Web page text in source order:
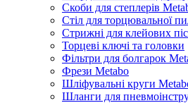
Скоби для степлерів
Стіл для торцювальної
Стрижні для клейових
Торцеві ключі та головки
Фільтри для болгарок
Фрези Metabo
Шліфувальні круги
Шланги для